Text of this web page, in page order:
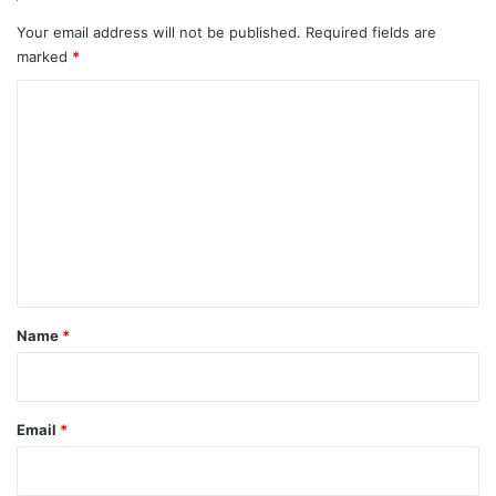
Your email address will not be published. Required fields are
marked *
*
Name *
Email *